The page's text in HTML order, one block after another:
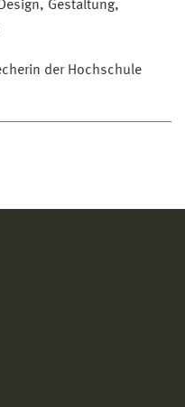
Gestaltung,
der Hochschule